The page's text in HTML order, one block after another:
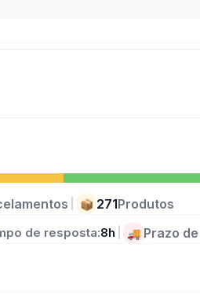
📦 271Produtos
de resposta:8h 🚚 Prazo